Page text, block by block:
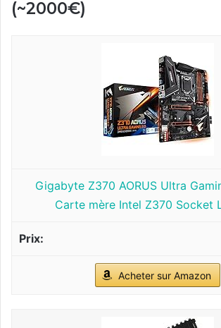
(~2000€)
Gigabyte Z370 AORUS Ultra
Carte mère Intel Z370 Socket
Acheter sur Amazon